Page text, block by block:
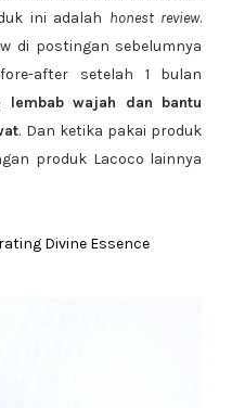
ini adalah honest review.
di postingan sebelumnya
after setelah 1 bulan
lembab wajah dan bantu
. Dan ketika pakai produk
produk Lacoco lainnya
Divine Essence